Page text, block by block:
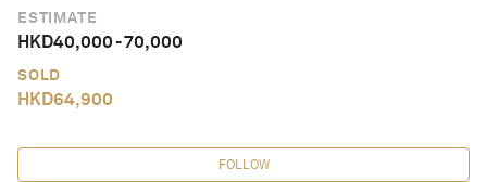
ESTIMATE
HKD40,000-70,000
SOLD
HKD64,900
FOLLOW